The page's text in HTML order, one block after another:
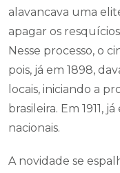
alavancava uma
apagar os
Nesse processo, o
pois, já em 1898,
locais, iniciando a
brasileira. Em 1911,
nacionais.
A novidade se